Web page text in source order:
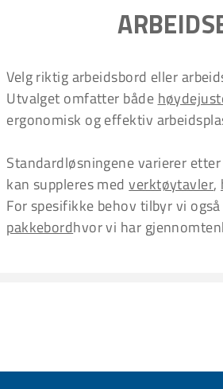
Velg riktig arbeidsbord eller
Utvalget omfatter både
ergonomisk og effektiv
Standardløsningene varierer
kan suppleres medverktøytavler,
For spesifikke behov tilbyr vi
pakkebordhvor vi har